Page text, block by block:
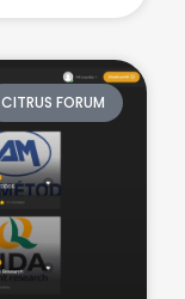
CITRUS FORUM